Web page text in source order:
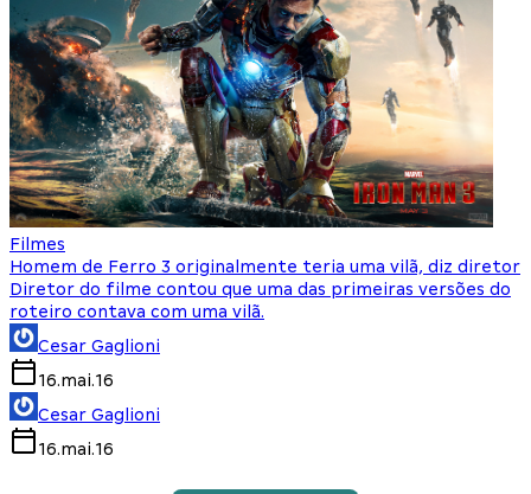
Filmes
Homem de Ferro 3 originalmente teria uma vilã, diz diretor
Diretor do filme contou que uma das primeiras versões do
roteiro contava com uma vilã.
Cesar Gaglioni
16.mai.16
Cesar Gaglioni
16.mai.16